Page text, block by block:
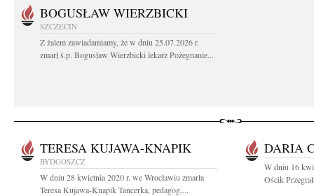
BOGUSŁAW WIERZBICKI
SZCZECIN
Z żalem zawiadamiamy, że w dniu 25.07.2026 r.
zmarł ś.p. Bogusław Wierzbicki lekarz Pożegnanie...
TERESA KUJAWA-KNAPIK
BYDGOSZCZ
W dniu 28 kwietnia 2020 r. we Wrocławiu zmarła
Teresa Kujawa-Knapik Tancerka, pedagog,...
DARIA
W dniu 16
Ościk